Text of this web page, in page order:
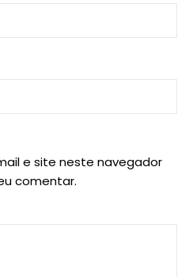
e site neste navegador
comentar.